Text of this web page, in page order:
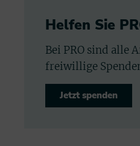
Helfen Sie
Bei PRO sind alle
freiwillige
Jetzt spenden